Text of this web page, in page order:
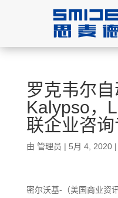
罗克韦尔
Kalypso，
联企业咨
由 管理员 | 5月 4, 2020|
密尔沃基-（美国商业资